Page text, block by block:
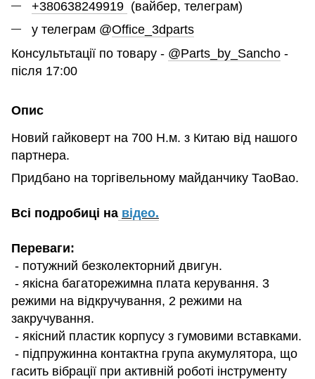
+380638249919 (вайбер, телеграм)
у телеграм @Office_3dparts
Консультьтації по товару - @Parts_by_Sancho -
після 17:00
Опис
Новий гайковерт на 700 Н.м. з Китаю від нашого
партнера.
Придбано на торгівельному майданчику ТаоВао.
Всі подробиці на відео.
Переваги:
- потужний безколекторний двигун.
- якісна багаторежимна плата керування. 3
режими на відкручування, 2 режими на
закручування.
- якісний пластик корпусу з гумовими вставками.
- підпружинна контактна група акумулятора, що
гасить вібрації при активній роботі інструменту